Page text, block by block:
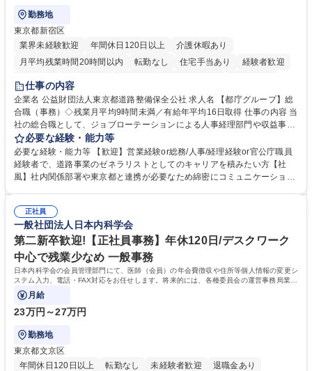
勤務地
東京都新宿区
業界未経験歓迎
年間休日120日以上
介護休暇あり
月平均残業時間20時間以内
転勤なし 住宅手当あり
経験者歓迎
研修あり
退職金あり
駅近5分以内
資格取得手当あり 食事補助あり
仕事の内容
企業名 公益財団法人東京都道路整備保全公社 求人名 【都庁グループ】総
合職（事務）◇残業月平均9時間未満／有給年平均16日取得 仕事の内容 当
社の総合職として、ジョブローテーションによる人事経理部門や収益事業
等のフロント部門の部署等幅広い部署での業務をお任せいたします。研修
制度やキャリア支援が充実しております！ ※下記業務詳細 【業務詳細】■
管理部門：広報、人事、経理など当公社の運営に係る管理業務 ■収益部
門：駐車場の新規開拓、管理運営、新宿駅西口広場の「イベントコーナ
道路施設や道路工事現場の見学ツアー事業 ※入社後は上記いずれかの部門
へ配属。※業務内容変更の範囲：会社の定める業務 募集職種 【都庁グル
ープ】総合職（事務）◇残業月平均9時間未満／有給年平均16日取得
必要な経験・能力等
必要な経験・能力等 【歓迎】営業経験or総務/人事/経理経験or官公庁職員
経験者で、道路事業のゼネラリストとしてのキャリアを積みたい方【社
風】社内関係部署や東京都と連携が必要なため綿密にコミュニケーション
部門など多岐に渡る業務を経験できます。 ■様々なプロジェクト：駐車場
事業の他、新宿駅西口広場内に設置された照明を兼ねた広告「ブライトサ
イン」の管理運営を行うなど、事業収益を生み出す活動を積極的に行って
います。 学歴・資格 学歴：大学院 大学 高専 短大 専修学校 高校 語学力：
資格：
正社員
一般社団法人日本内科学会
第二新卒歓迎!【正社員事務】年休120日/デスクワーク
中心で残業少なめ 一般事務
日本内科学会の会員管理部門にて、医師（会員）の年会費徴収や住所等個人情報の変更シ
ステム入力、電話・FAX対応をお任せします。将来的には、各種委員会の運営事務局業務
などにも幅広く携わっていただきます。
月給
23万円～27万円
勤務地
東京都文京区
年間休日120日以上
転勤なし 未経験者歓迎
退職金あり